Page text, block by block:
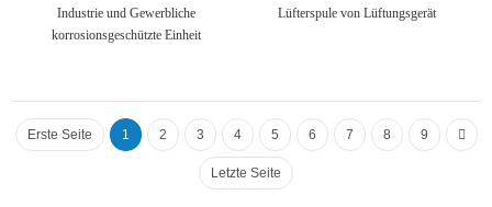
Industrie und Gewerbliche
korrosionsgeschützte Einheit
Lüfterspule von Lüftungsgerät
Erste Seite 1 2 3 4 5 6 7 8 9
Letzte Seite